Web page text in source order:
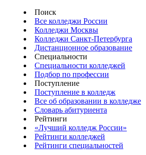
Поиск
Все колледжи России
Колледжи Москвы
Колледжи Санкт-Петербурга
Дистанционное образование
Специальности
Специальности колледжей
Подбор по профессии
Поступление
Поступление в колледж
Все об образовании в колледже
Словарь абитуриента
Рейтинги
«Лучший колледж России»
Рейтинги колледжей
Рейтинги специальностей